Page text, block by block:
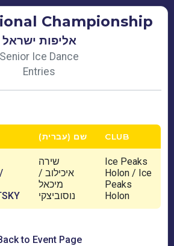
Championship
אליפות ישראל
Senior Ice Dance
Entries
שם (עברית) CLUB
שירה
איכילוב /
מיכאל
נוסוביצקי
Ice Peaks
Holon / Ice
Peaks
Holon
to Event Page